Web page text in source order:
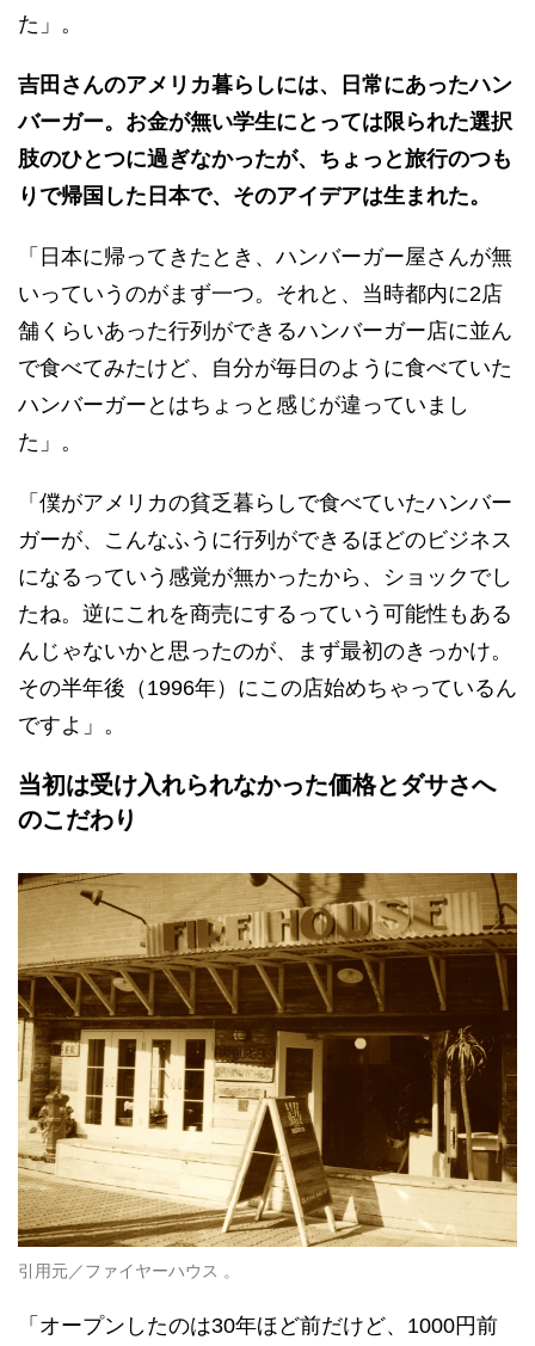
た」。
吉田さんのアメリカ暮らしには、日常にあったハン
バーガー。お金が無い学生にとっては限られた選択
肢のひとつに過ぎなかったが、ちょっと旅行のつも
りで帰国した日本で、そのアイデアは生まれた。
「日本に帰ってきたとき、ハンバーガー屋さんが無
いっていうのがまず一つ。それと、当時都内に2店
舗くらいあった行列ができるハンバーガー店に並ん
で食べてみたけど、自分が毎日のように食べていた
ハンバーガーとはちょっと感じが違っていまし
た」。
「僕がアメリカの貧乏暮らしで食べていたハンバー
ガーが、こんなふうに行列ができるほどのビジネス
になるっていう感覚が無かったから、ショックでし
たね。逆にこれを商売にするっていう可能性もある
んじゃないかと思ったのが、まず最初のきっかけ。
その半年後（1996年）にこの店始めちゃっているん
ですよ」。
当初は受け入れられなかった価格とダサさへ
のこだわり
引用元／ファイヤーハウス 。
「オープンしたのは30年ほど前だけど、1000円前